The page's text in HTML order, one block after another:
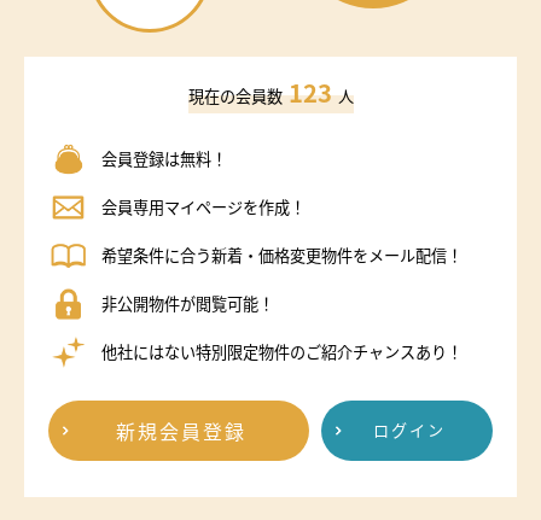
現在の会員数 123 人
会員登録は無料！
会員専用マイページを作成！
希望条件に合う新着・価格変更物件をメール配信！
非公開物件が閲覧可能！
他社にはない特別限定物件のご紹介チャンスあり！
新規会員登録 ログイン